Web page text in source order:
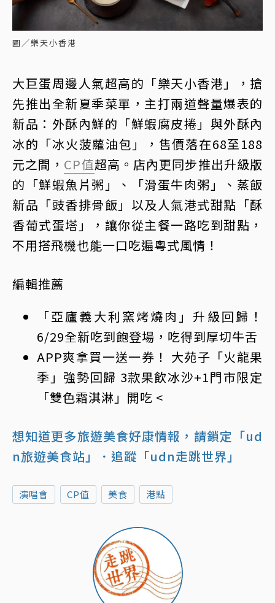
圖／樂天小香港
大巨蛋周邊人氣超高的「樂天小香港」，搶
先推出全新夏季菜單，主打兩道聲量爆表的
新品：外酥內鮮的「鮮蝦腐皮捲」與外酥內
冰的「冰火菠蘿油包」，售價落在68至188
元之間， CP值超高。店內更同步推出升級版
的「鮮蝦魚片粥」、「滑蛋牛肉粥」、蒸飯
新品「豉香排骨飯」以及人氣港式甜點「酥
香葡式蛋塔」，讓你從主餐一路吃到甜點，
不用搭飛機也能一口吃遍粵式風情！
編輯推薦
「亞廬義大利窯烤燒肉」升級回歸！
6/29全新吃到飽登場，吃得到厚切牛舌
APP爽拿買一送一券！ 大苑子「火龍果
季」強勢回歸 3款果飲冰沙+1門市限定
「雙色霜淇淋」開吃 <
想知道更多旅遊美食好康情報，請鎖定「ud
n旅遊美食站」
．追蹤「udn走跳世界」
演唱會 CP值 美食 港點